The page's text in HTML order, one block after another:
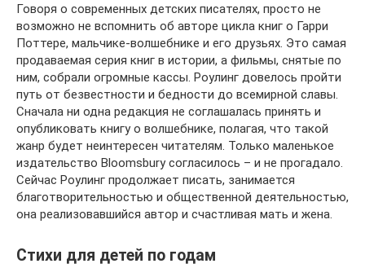
Говоря о современных детских писателях, просто не
возможно не вспомнить об авторе цикла книг о Гарри
Поттере, мальчике-волшебнике и его друзьях. Это самая
продаваемая серия книг в истории, а фильмы, снятые по
ним, собрали огромные кассы. Роулинг довелось пройти
путь от безвестности и бедности до всемирной славы.
Сначала ни одна редакция не соглашалась принять и
опубликовать книгу о волшебнике, полагая, что такой
жанр будет неинтересен читателям. Только маленькое
издательство Bloomsbury согласилось – и не прогадало.
Сейчас Роулинг продолжает писать, занимается
благотворительностью и общественной деятельностью,
она реализовавшийся автор и счастливая мать и жена.
Стихи для детей по годам